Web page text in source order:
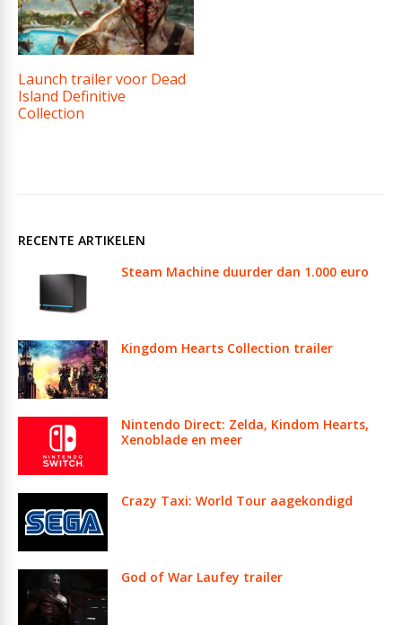
Launch trailer voor Dead
Island Definitive
Collection
RECENTE ARTIKELEN
Steam Machine duurder dan 1.000 euro
Kingdom Hearts Collection trailer
Nintendo Direct: Zelda, Kindom Hearts,
Xenoblade en meer
Crazy Taxi: World Tour aagekondigd
God of War Laufey trailer